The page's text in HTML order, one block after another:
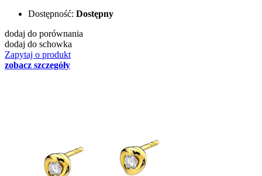
Dostępność: Dostępny
dodaj do porównania
dodaj do schowka
Zapytaj o produkt
zobacz szczegóły